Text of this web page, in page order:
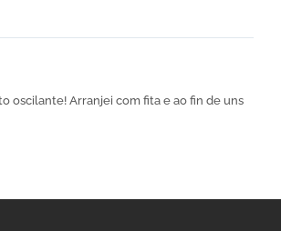
oscilante! Arranjei com fita e ao fin de uns